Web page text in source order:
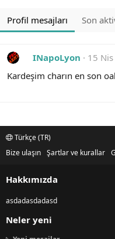
Profil mesajları Son
INapoLyon
15
Kardeşim charın en son
Türkçe (TR)
Bize ulaşın Şartlar ve kurallar
Hakkımızda
asdadasdadasd
Neler yeni